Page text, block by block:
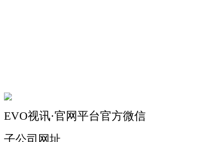
EVO视讯·官网平台官方微信
子公司网址